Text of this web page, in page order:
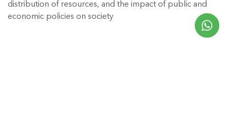
distribution of resources, and the impact of public and
economic policies on society